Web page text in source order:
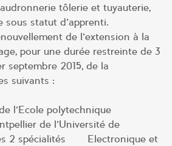
tôlerie et tuyauterie,
statut d’apprenti.
de l’extension à la
pour une durée restreinte de 3
septembre 2015, de la
suivants :
l’Ecole polytechnique
de l’Université de
2 spécialités –– Electronique et